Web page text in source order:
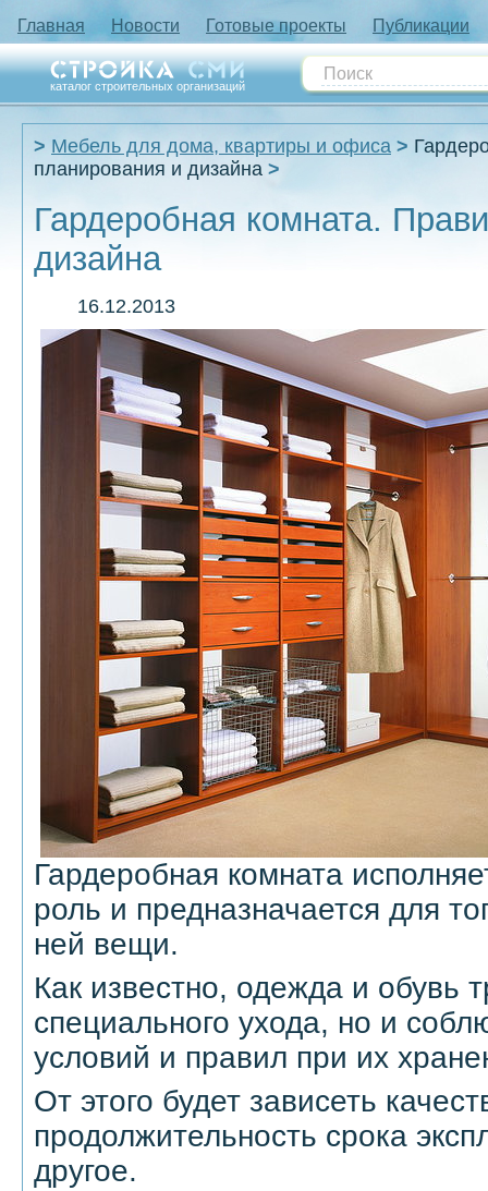
Главная Новости Готовые проекты Публикации
каталог строительных организаций
Мебель для дома, квартиры и офиса
планирования и дизайна
Гардеробная комната.
дизайна
16.12.2013
Гардеробная комната
роль и предназначается для
ней вещи.
Как известно, одежда и обувь
специального ухода, но и
условий и правил при их
От этого будет зависеть
продолжительность срока
другое.